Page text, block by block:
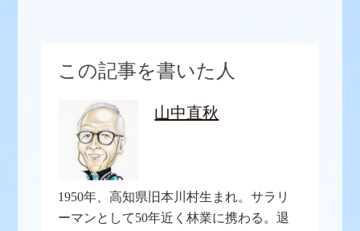
この記事を書いた人
山中直秋
1950年、高知県旧本川村生まれ。サラリ
ーマンとして50年近く林業に携わる。退